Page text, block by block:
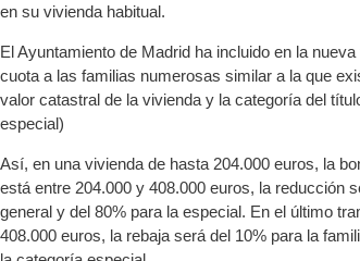
en su vivienda habitual.
El Ayuntamiento de Madrid ha incluido en la
cuota a las familias numerosas similar a la que
valor catastral de la vivienda y la categoría del
especial)
Así, en una vivienda de hasta 204.000 euros, la
está entre 204.000 y 408.000 euros, la reducción
general y del 80% para la especial. En el último
408.000 euros, la rebaja será del 10% para la